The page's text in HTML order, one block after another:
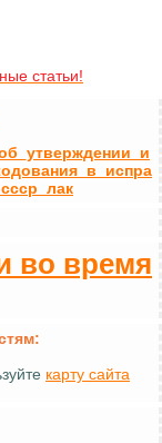
статьи!
во время
карту сайта